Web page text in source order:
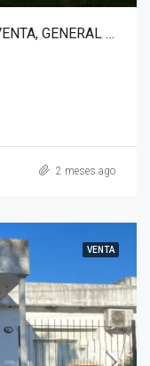
CASA CON GARAGE Y PILETA EN VENTA, GENERAL LAS HERAS
2 meses ago
VENTA